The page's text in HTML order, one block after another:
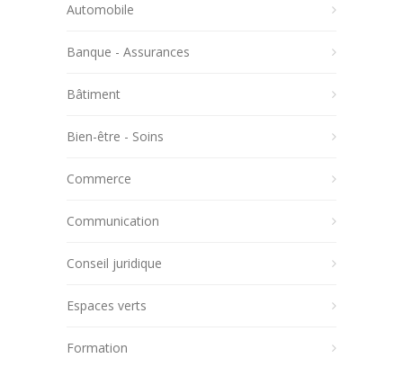
Automobile
Banque - Assurances
Bâtiment
Bien-être - Soins
Commerce
Communication
Conseil juridique
Espaces verts
Formation